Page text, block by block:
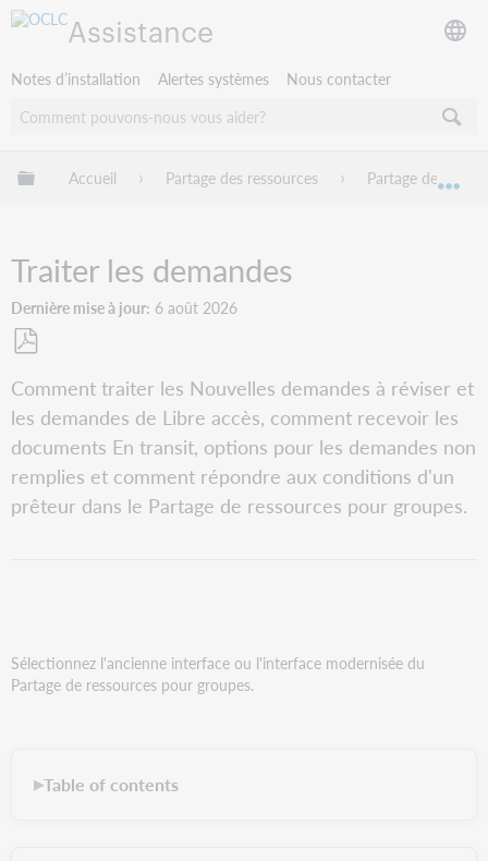
Assistance
Notes d’installation Alertes systèmes Nous contacter
Développer/réduire la hiérarchie globale
Accueil Partage des ressources Partage de
Traiter les demandes
Dernière mise à jour 6 août 2026
en
tant
que
Comment traiter les Nouvelles demandes à réviser et
les demandes de Libre accès, comment recevoir les
documents En transit, options pour les demandes non
remplies et comment répondre aux conditions d'un
prêteur dans le Partage de ressources pour groupes.
Sélectionnez l'ancienne interface ou l'interface modernisée du
Partage de ressources pour groupes.
▶Table of contents